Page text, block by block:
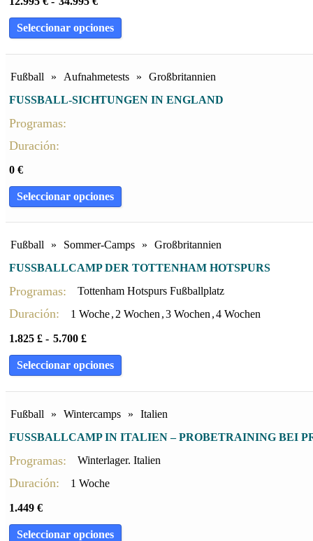
Seleccionar opciones
Fußball » Aufnahmetests »
Großbritannien
FUSSBALL-SICHTUNGEN IN ENGLAND
Programas:
Duración:
0 €
Seleccionar opciones
Fußball » Sommer-Camps »
Großbritannien
FUSSBALLCAMP DER TOTTENHAM HOTSPURS
Programas: Tottenham Hotspurs Fußballplatz
Duración: 1 Woche , 2 Wochen ,3 Wochen ,4 Wochen
1.825 £ - 5.700 £
Seleccionar opciones
Fußball » Wintercamps »
Italien
FUSSBALLCAMP IN ITALIEN – PROBETRAINING BEI
Programas: Winterlager. Italien
Duración: 1 Woche
1.449 €
Seleccionar opciones